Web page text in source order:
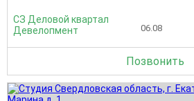
СЗ Деловой квартал
Девелопмент
06.08
Позвонить